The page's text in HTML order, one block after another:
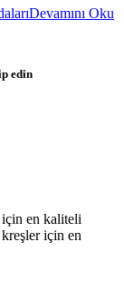
Devamını Oku
edin
en kaliteli
için en